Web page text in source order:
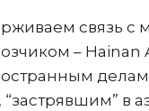
связь с
– Hainan
делам
в